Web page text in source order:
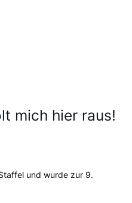
mich hier raus!
und wurde zur 9.